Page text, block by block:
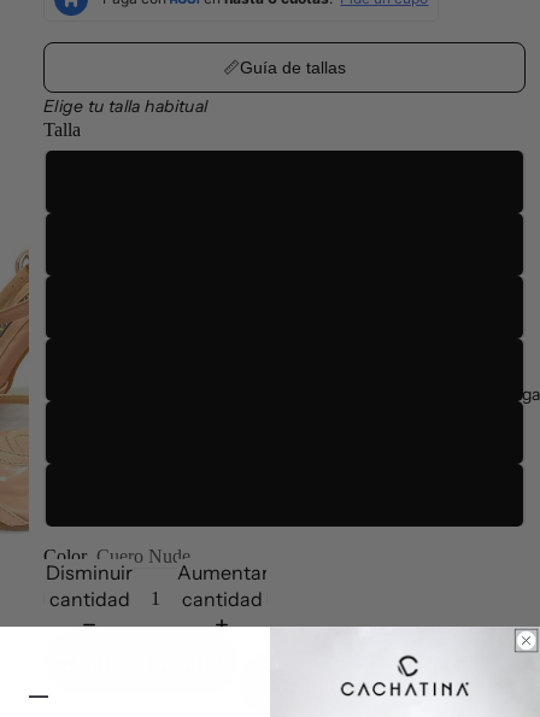
📏Guía de tallas
Elige tu talla habitual
Talla
Color Cuero Nude
Disminuir
cantidad
Aumentar
cantidad
Comprar ahora
—